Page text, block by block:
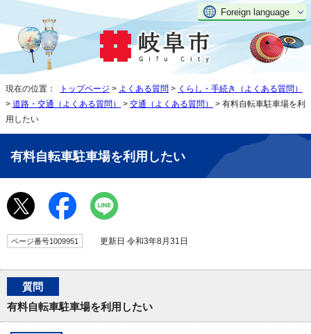
Foreign language
現在の位置： トップページ > よくある質問 > くらし・手続き（よくある質問）
> 道路・交通（よくある質問） > 交通（よくある質問）
> 有料自転車駐車場を利
用したい
有料自転車駐車場を利用したい
ページ番号1009951 更新日 令和3年8月31日
質問
有料自転車駐車場を利用したい